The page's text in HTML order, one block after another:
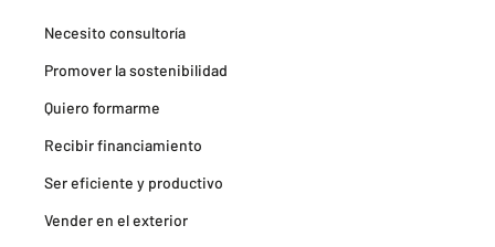
Necesito consultoría
Promover la sostenibilidad
Quiero formarme
Recibir financiamiento
Ser eficiente y productivo
Vender en el exterior